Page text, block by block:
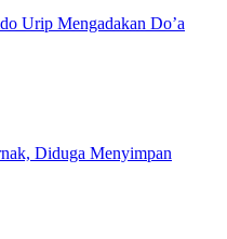
Urip Mengadakan Do’a
Diduga Menyimpan